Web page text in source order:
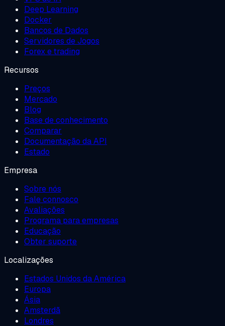
Deep Learning
Docker
Bancos de Dados
Servidores de Jogos
Forex e trading
Recursos
Preços
Mercado
Blog
Base de conhecimento
Comparar
Documentação da API
Estado
Empresa
Sobre nós
Fale connosco
Avaliações
Programa para empresas
Educação
Obter suporte
Localizações
Estados Unidos da América
Europa
Ásia
Amsterdã
Londres